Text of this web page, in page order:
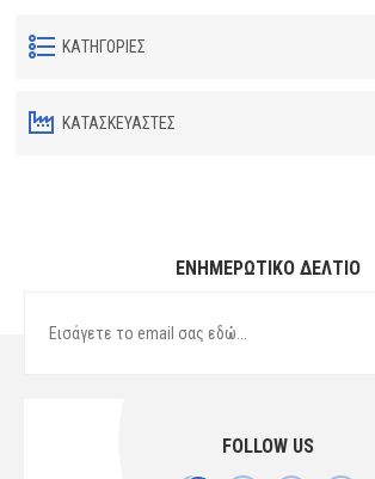
ΚΑΤΗΓΟΡΊΕΣ
ΚΑΤΑΣΚΕΥΑΣΤΈΣ
ΕΝΗΜΕΡΩΤΙΚΌ ΔΕΛΤΊΟ
FOLLOW US